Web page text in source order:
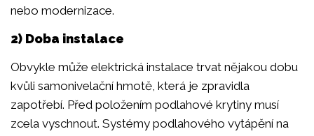
nebo modernizace.
2) Doba instalace
Obvykle může elektrická instalace trvat nějakou dobu
kvůli samonivelační hmotě, která je zpravidla
zapotřebí. Před položením podlahové krytiny musí
zcela vyschnout. Systémy podlahového vytápění na